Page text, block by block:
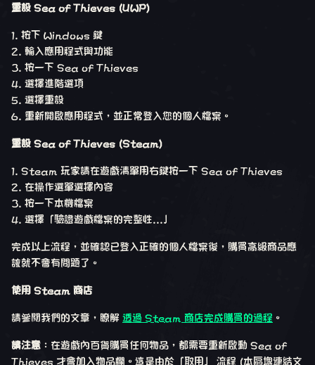
重設 Sea of Thieves (UWP)
1. 按下 Windows 鍵
2. 輸入應用程式與功能
3. 按一下 Sea of Thieves
4. 選擇進階選項
5. 選擇重設
6. 重新開啟應用程式，並正常登入您的個人檔案。
重設 Sea of Thieves (Steam)
1. Steam 玩家請在遊戲清單用右鍵按一下 Sea of Thieves
2. 在操作選單選擇內容
3. 按一下本機檔案
4. 選擇「驗證遊戲檔案的完整性...」
完成以上流程，並確認已登入正確的個人檔案後，購買高級商品應
該就不會有問題了。
使用 Steam 商店
請參閱我們的文章，瞭解 透過 Steam 商店完成購買的過程 。
請注意 ：在遊戲內百貨購買任何物品，都需要重新啟動 Sea of
Thieves 才會加入物品欄。這是由於「取用」 流程 (本區塊連結文